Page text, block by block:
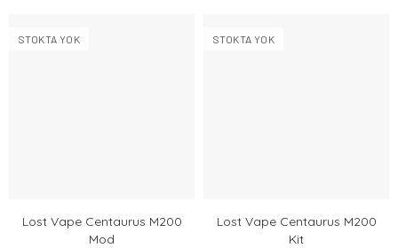
STOKTA YOK
Lost Vape Centaurus M200
Mod
STOKTA YOK
Lost Vape Centaurus M200
Kit